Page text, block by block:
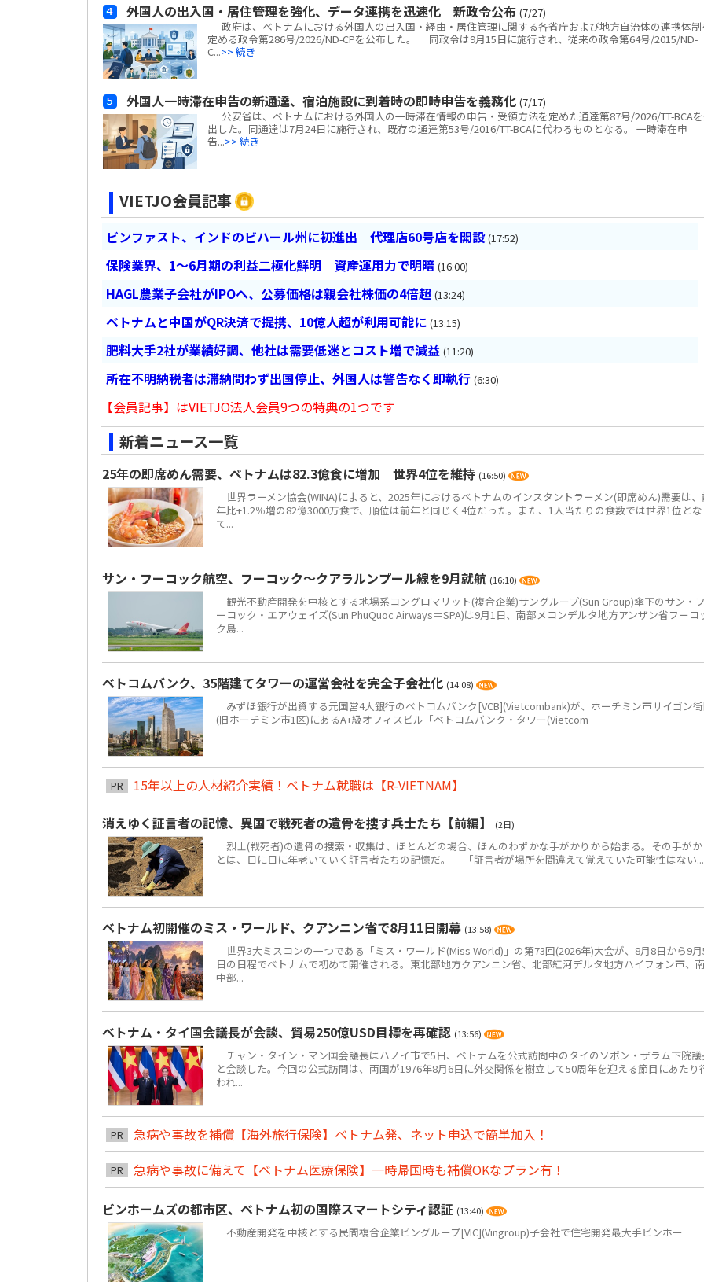
外国人の出入国・居住管理を強化、データ連携を迅速化 新政令公布 (7/27)
政府は、ベトナムにおける外国人の出入国・経由・居住管理に関する各省庁および地方自治体の連携体
定める政令第286号/2026/ND-CPを公布した。 同政令は9月15日に施行され、従来の政令第64号/2015/ND-
C...>> 続き
外国人一時滞在申告の新通達、宿泊施設に到着時の即時申告を義務化 (7/17)
公安省は、ベトナムにおける外国人の一時滞在情報の申告・受領方法を定めた通達第87号/2026/TT-BCA
出した。同通達は7月24日に施行され、既存の通達第53号/2016/TT-BCAに代わるものとなる。 一時滞在申
告...>> 続き
VIETJO会員記事
ビンファスト、インドのビハール州に初進出 代理店60号店を開設 (17:52)
保険業界、1～6月期の利益二極化鮮明 資産運用力で明暗 (16:00)
HAGL農業子会社がIPOへ、公募価格は親会社株価の4倍超 (13:24)
ベトナムと中国がQR決済で提携、10億人超が利用可能に (13:15)
肥料大手2社が業績好調、他社は需要低迷とコスト増で減益 (11:20)
所在不明納税者は滞納問わず出国停止、外国人は警告なく即執行 (6:30)
【会員記事】はVIETJO法人会員9つの特典の1つです
新着ニュース一覧
25年の即席めん需要、ベトナムは82.3億食に増加 世界4位を維持 (16:50)
世界ラーメン協会(WINA)によると、2025年におけるベトナムのインスタントラーメン(即席めん)需要は
年比+1.2％増の82億3000万食で、順位は前年と同じく4位だった。また、1人当たりの食数では世界1位と
て...
サン・フーコック航空、フーコック～クアラルンプール線を9月就航 (16:10)
観光不動産開発を中核とする地場系コングロマリット(複合企業)サングループ(Sun Group)傘下のサン・
ーコック・エアウェイズ(Sun PhuQuoc Airways＝SPA)は9月1日、南部メコンデルタ地方アンザン省フーコ
ク島...
ベトコムバンク、35階建てタワーの運営会社を完全子会社化 (14:08)
みずほ銀行が出資する元国営4大銀行のベトコムバンク[VCB](Vietcombank)が、ホーチミン市サイゴン
(旧ホーチミン市1区)にあるA+級オフィスビル「ベトコムバンク・タワー(Vietcom
PR
15年以上の人材紹介実績！ベトナム就職は【R-VIETNAM】
消えゆく証言者の記憶、異国で戦死者の遺骨を捜す兵士たち【前編】
(2日)
烈士(戦死者)の遺骨の捜索・収集は、ほとんどの場合、ほんのわずかな手がかりから始まる。その手が
とは、日に日に年老いていく証言者たちの記憶だ。 「証言者が場所を間違えて覚えていた可能性はない...
ベトナム初開催のミス・ワールド、クアンニン省で8月11日開幕 (13:58)
世界3大ミスコンの一つである「ミス・ワールド(Miss World)」の第73回(2026年)大会が、8月8日から9
日の日程でベトナムで初めて開催される。東北部地方クアンニン省、北部紅河デルタ地方ハイフォン市、
中部...
ベトナム・タイ国会議長が会談、貿易250億USD目標を再確認 (13:56)
チャン・タイン・マン国会議長はハノイ市で5日、ベトナムを公式訪問中のタイのソポン・ザラム下院議
と会談した。今回の公式訪問は、両国が1976年8月6日に外交関係を樹立して50周年を迎える節目にあたり
われ...
PR 急病や事故を補償【海外旅行保険】ベトナム発、ネット申込で簡単加入！
PR 急病や事故に備えて【ベトナム医療保険】一時帰国時も補償OKなプラン有！
ビンホームズの都市区、ベトナム初の国際スマートシティ認証 (13:40)
不動産開発を中核とする民間複合企業ビングループ[VIC](Vingroup)子会社で住宅開発最大手ビンホー